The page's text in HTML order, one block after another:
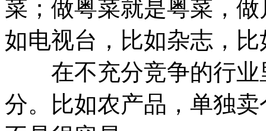
菜；做粤菜就是粤菜，
如电视台，比如杂志，
在不充分竞争的行业
分。比如农产品，单独